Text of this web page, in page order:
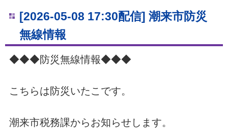
[2026-05-08 17:30配信] 潮来市防災
無線情報
◆◆◆防災無線情報◆◆◆
こちらは防災いたこです。
潮来市税務課からお知らせします。